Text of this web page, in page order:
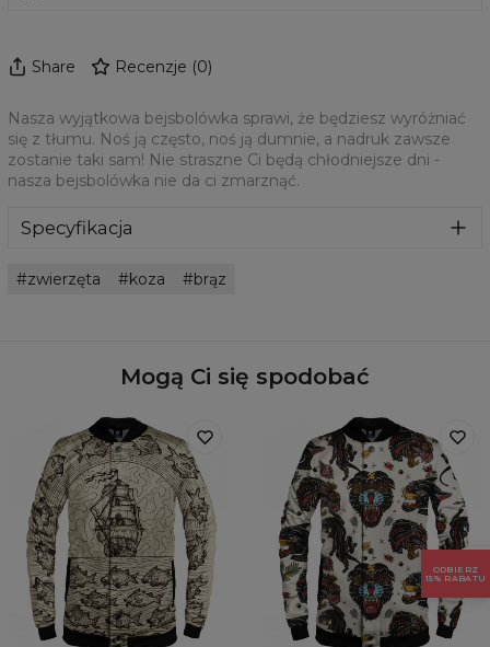
Share Recenzje (0)
Nasza wyjątkowa bejsbolówka sprawi, że będziesz wyróżniać
się z tłumu. Noś ją często, noś ją dumnie, a nadruk zawsze
zostanie taki sam! Nie straszne Ci będą chłodniejsze dni -
nasza bejsbolówka nie da ci zmarznąć.
Specyfikacja
Przeznaczenie:Unisex
zwierzęta koza brąz
Mogą Ci się spodobać
ODBIERZ
15% RABATU